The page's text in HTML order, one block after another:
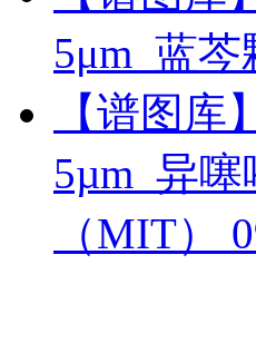
5μm_蓝
【谱图库
5µm_异
（MIT）